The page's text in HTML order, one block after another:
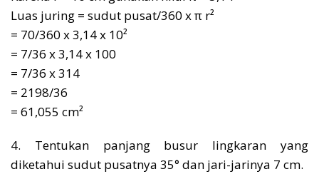
Luas juring = sudut pusat/360 x π r²
= 70/360 x 3,14 x 10²
= 7/36 x 3,14 x 100
= 7/36 x 314
= 2198/36
= 61,055 cm²
4. Tentukan panjang busur lingkaran yang
diketahui sudut pusatnya 35° dan jari-jarinya 7 cm.